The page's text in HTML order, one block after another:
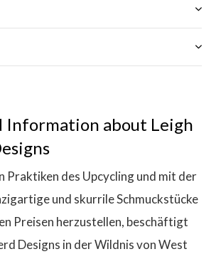
Information about Leigh
Praktiken des Upcycling und mit der
und skurrile Schmuckstücke
Preisen herzustellen, beschäftigt
Designs in der Wildnis von West